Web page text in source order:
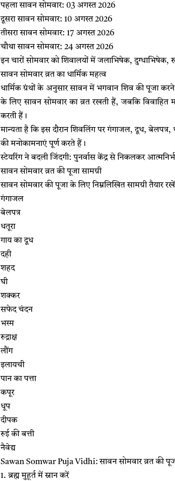
पहला सावन सोमवार: 03 अगस्त 2026
दूसरा सावन सोमवार: 10 अगस्त 2026
तीसरा सावन सोमवार: 17 अगस्त 2026
चौथा सावन सोमवार: 24 अगस्त 2026
इन चारों सोमवार को शिवालयों में जलाभिषेक,
सावन सोमवार व्रत का धार्मिक महत्व
धार्मिक ग्रंथों के अनुसार सावन में भगवान शिव की पूजा करने
के लिए सावन सोमवार का व्रत रखती हैं, जबकि
करती हैं।
मान्यता है कि इस दौरान शिवलिंग पर गंगाजल, दूध,
की मनोकामनाएं पूर्ण करते हैं।
स्टेयरिंग ने बदली जिंदगी: पुनर्वास केंद्र से निकलकर
सावन सोमवार व्रत की पूजा सामग्री
सावन सोमवार की पूजा के लिए निम्नलिखित सामग्री तैयार
गंगाजल
बेलपत्र
धतूरा
गाय का दूध
दही
शहद
घी
शक्कर
सफेद चंदन
भस्म
रुद्राक्ष
लौंग
इलायची
पान का पत्ता
कपूर
धूप
दीपक
रुई की बत्ती
नैवेद्य
Sawan Somwar Puja Vidhi: सावन सोमवार व्रत की
1. ब्रह्म मुहूर्त में स्नान करें